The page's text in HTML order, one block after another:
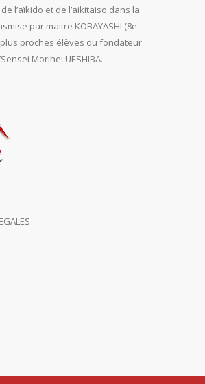
l’aïkido et de l’aikitaiso dans la
par maitre KOBAYASHI (8e
proches élèves du fondateur
Morihei UESHIBA.